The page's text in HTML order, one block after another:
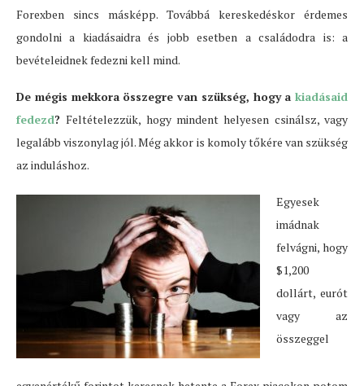
Forexben sincs másképp. Továbbá kereskedéskor érdemes
gondolni a kiadásaidra és jobb esetben a családodra is: a
bevételeidnek fedezni kell mind.
De mégis mekkora összegre van szükség, hogy a kiadásaid
fedezd? Feltételezzük, hogy mindent helyesen csinálsz, vagy
legalább viszonylag jól. Még akkor is komoly tőkére van szükség
az induláshoz.
Egyesek
imádnak
felvágni, hogy
$1,200
dollárt, eurót
vagy az
összeggel